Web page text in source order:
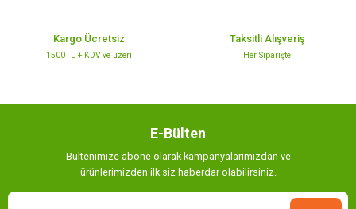
Kargo Ücretsiz
1500TL + KDV ve üzeri
Taksitli Alışveriş
Her Siparişte
E-Bülten
Bültenimize abone olarak kampanyalarımızdan ve
ürünlerimizden ilk siz haberdar olabilirsiniz.